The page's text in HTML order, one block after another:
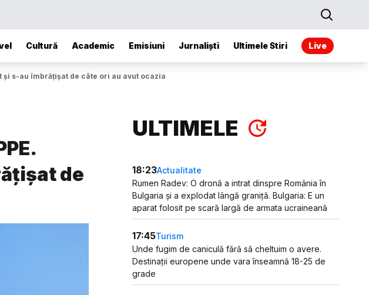
Cultură Academic Emisiuni Jurnaliști Ultimele Stiri Live
s-au îmbrățișat de câte ori au avut ocazia
de
ULTIMELE
18:23Actualitate
Rumen Radev: O dronă a intrat dinspre România în
Bulgaria și a explodat lângă graniță. Bulgaria: E un
aparat folosit pe scară largă de armata ucraineană
17:45Turism
Unde fugim de caniculă fără să cheltuim o avere.
Destinații europene unde vara înseamnă 18-25 de
grade